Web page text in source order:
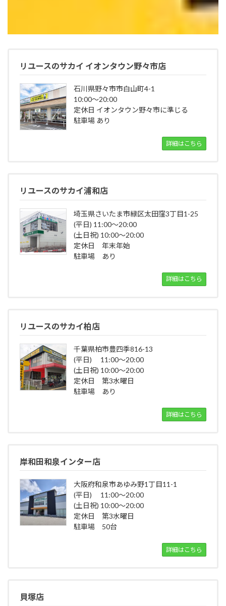
リユースのサカイ イオンタウン野々市店
石川県野々市市白山町4-1
10:00～20:00
定休日 イオンタウン野々市に準じる
駐車場 あり
詳細はこちら
リユースのサカイ浦和店
埼玉県さいたま市緑区太田窪3丁目1-25
(平日) 11:00～20:00
(土日祝) 10:00～20:00
定休日 年末年始
駐車場 あり
詳細はこちら
リユースのサカイ柏店
千葉県柏市豊四季816-13
(平日) 11:00～20:00
(土日祝) 10:00～20:00
定休日 第3水曜日
駐車場 あり
詳細はこちら
岸和田和泉インター店
大阪府和泉市あゆみ野1丁目11-1
(平日) 11:00～20:00
(土日祝) 10:00～20:00
定休日 第3水曜日
駐車場 50台
詳細はこちら
貝塚店